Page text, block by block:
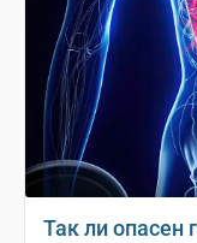
Так ли опасен